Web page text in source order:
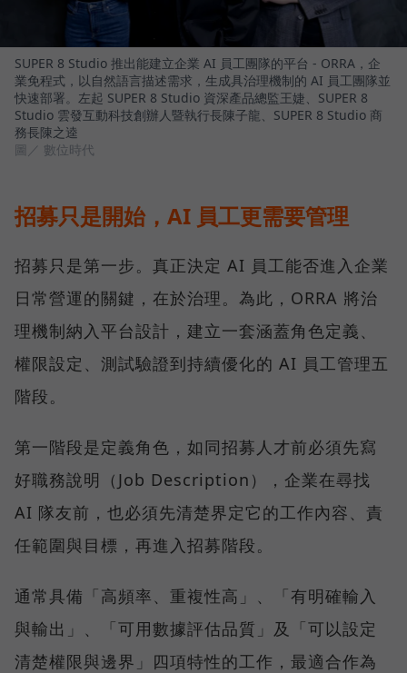
SUPER 8 Studio 推出能建立企業 AI 員工團隊的平台 - ORRA，企
業免程式，以自然語言描述需求，生成具治理機制的 AI 員工團隊並
快速部署。左起 SUPER 8 Studio 資深產品總監王婕、SUPER 8
Studio 雲發互動科技創辦人暨執行長陳子龍、SUPER 8 Studio 商
務長陳之逵
圖／ 數位時代
招募只是開始，AI 員工更需要管理
招募只是第一步。真正決定 AI 員工能否進入企業
日常營運的關鍵，在於治理。為此，ORRA 將治
理機制納入平台設計，建立一套涵蓋角色定義、
權限設定、測試驗證到持續優化的 AI 員工管理五
階段。
第一階段是定義角色，如同招募人才前必須先寫
好職務說明（Job Description），企業在尋找
AI 隊友前，也必須先清楚界定它的工作內容、責
任範圍與目標，再進入招募階段。
通常具備「高頻率、重複性高」、「有明確輸入
與輸出」、「可用數據評估品質」及「可以設定
清楚權限與邊界」四項特性的工作，最適合作為